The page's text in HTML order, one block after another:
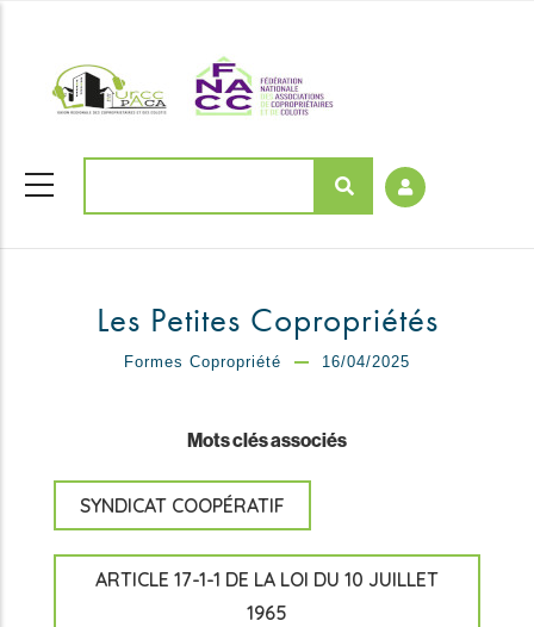
contenu
principal
Les Petites Copropriétés
Formes Copropriété 16/04/2025
Mots clés associés
SYNDICAT COOPÉRATIF
ARTICLE 17-1-1 DE LA LOI DU 10 JUILLET
1965